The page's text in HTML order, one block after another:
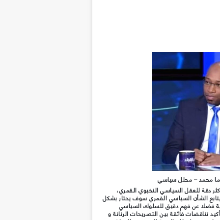
محمد – محلل سياسي
دقة للعقل السياسي النخبوي القمري،
الشأن السياسي القمري سوف يحتار بشكل
فضلا عن فهم دقيق للسلوك السياسي
تناقضات فائقة بين التصريحات الرنانة و